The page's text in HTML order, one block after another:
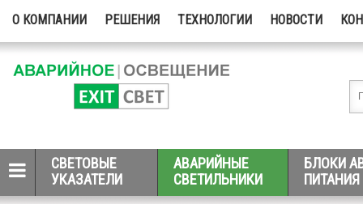
О КОМПАНИИ РЕШЕНИЯ ТЕХНОЛОГИИ НОВОСТИ
СВЕТОВЫЕ
УКАЗАТЕЛИ
АВАРИЙНЫЕ
СВЕТИЛЬНИКИ
БЛОКИ
ПИТАНИЯ